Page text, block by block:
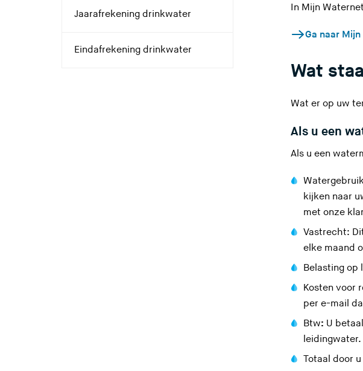
Jaarafrekening drinkwater
Eindafrekening drinkwater
In Mijn
Ga naar
Wat
Wat er op uw
Als u een
Als u een
kijken naar
met onze
Vastrecht:
elke maand
Belasting op
Kosten voor
per e-mail
Btw: U
leidingwater.
Totaal door